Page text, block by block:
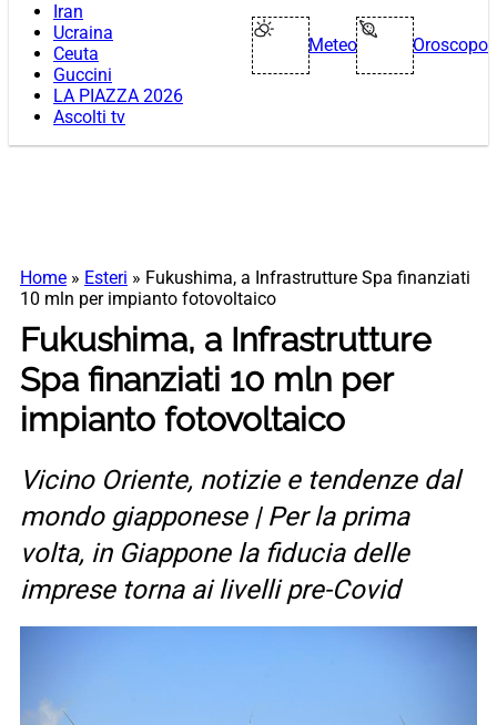
Iran
Ucraina
Ceuta
Guccini
LA PIAZZA 2026
Ascolti tv
Meteo Oroscopo
Home » Esteri » Fukushima, a Infrastrutture Spa finanziati
10 mln per impianto fotovoltaico
Fukushima, a Infrastrutture
Spa finanziati 10 mln per
impianto fotovoltaico
Vicino Oriente, notizie e tendenze dal
mondo giapponese | Per la prima
volta, in Giappone la fiducia delle
imprese torna ai livelli pre-Covid